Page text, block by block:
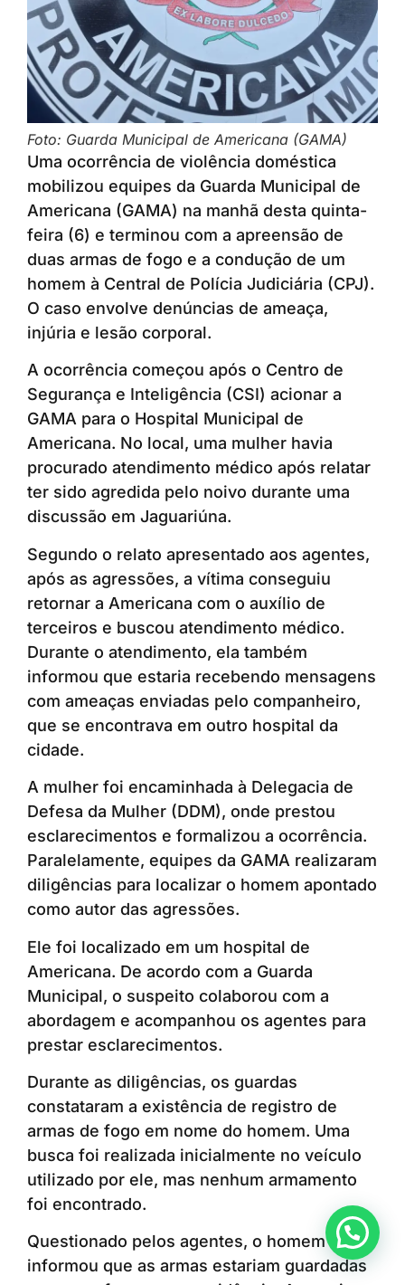
Foto: Guarda Municipal de Americana (GAMA)
Uma ocorrência de violência doméstica
mobilizou equipes da Guarda Municipal de
Americana (GAMA) na manhã desta quinta-
feira (6) e terminou com a apreensão de
duas armas de fogo e a condução de um
homem à Central de Polícia Judiciária (CPJ).
O caso envolve denúncias de ameaça,
injúria e lesão corporal.
A ocorrência começou após o Centro de
Segurança e Inteligência (CSI) acionar a
GAMA para o Hospital Municipal de
Americana. No local, uma mulher havia
procurado atendimento médico após relatar
ter sido agredida pelo noivo durante uma
discussão em Jaguariúna.
Segundo o relato apresentado aos agentes,
após as agressões, a vítima conseguiu
retornar a Americana com o auxílio de
terceiros e buscou atendimento médico.
Durante o atendimento, ela também
informou que estaria recebendo mensagens
com ameaças enviadas pelo companheiro,
que se encontrava em outro hospital da
cidade.
A mulher foi encaminhada à Delegacia de
Defesa da Mulher (DDM), onde prestou
esclarecimentos e formalizou a ocorrência.
Paralelamente, equipes da GAMA realizaram
diligências para localizar o homem apontado
como autor das agressões.
Ele foi localizado em um hospital de
Americana. De acordo com a Guarda
Municipal, o suspeito colaborou com a
abordagem e acompanhou os agentes para
prestar esclarecimentos.
Durante as diligências, os guardas
constataram a existência de registro de
armas de fogo em nome do homem. Uma
busca foi realizada inicialmente no veículo
utilizado por ele, mas nenhum armamento
foi encontrado.
Questionado pelos agentes, o homem
informou que as armas estariam guardadas
Anunciar ou recomendar matéria